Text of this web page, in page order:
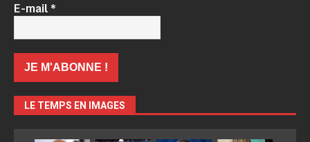
E-mail*
LE TEMPS EN IMAGES